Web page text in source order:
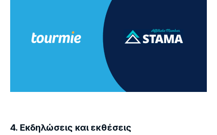
4. Εκδηλώσεις και εκθέσεις